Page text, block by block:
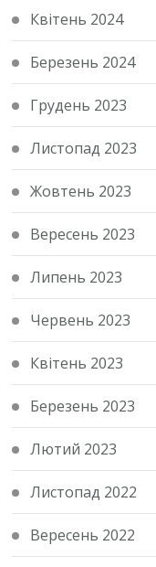
Квітень 2024
Березень 2024
Грудень 2023
Листопад 2023
Жовтень 2023
Вересень 2023
Липень 2023
Червень 2023
Квітень 2023
Березень 2023
Лютий 2023
Листопад 2022
Вересень 2022